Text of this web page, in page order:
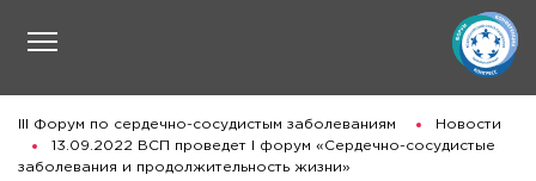
III Форум по сердечно-сосудистым заболеваниям
Новости
13.09.2022 ВСП проведет I форум «Сердечно-сосудистые
заболевания и продолжительность жизни»